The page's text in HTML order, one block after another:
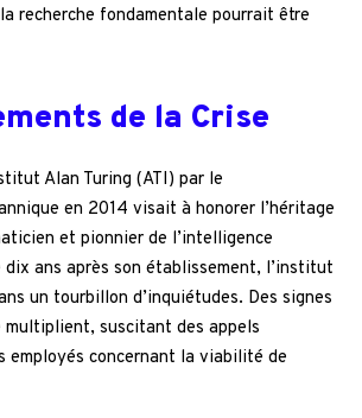
recherche fondamentale pourrait être
de la Crise
Alan Turing (ATI) par le
en 2014 visait à honorer l’héritage
et pionnier de l’intelligence
ans après son établissement, l’institut
un tourbillon d’inquiétudes. Des signes
suscitant des appels
employés concernant la viabilité de